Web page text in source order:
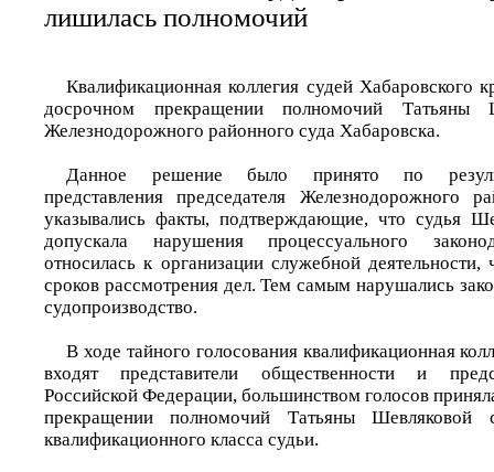
лишилась полномочий
Квалификационная коллегия судей Хабаровского
досрочном прекращении полномочий Татьяны
Железнодорожного районного суда Хабаровска.
Данное решение было принято по
представления председателя Железнодорожного
указывались факты, подтверждающие, что судья
допускала нарушения процессуального
относилась к организации служебной деятельности,
сроков рассмотрения дел. Тем самым нарушались
судопроизводство.
В ходе тайного голосования квалификационная
входят представители общественности и
Российской Федерации, большинством голосов
прекращении полномочий Татьяны
квалификационного класса судьи.